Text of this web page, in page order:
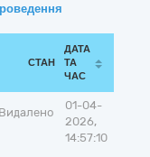
СТАН
ДАТА
ТА
ЧАС
Видалено
01-04-
2026,
14:57:10